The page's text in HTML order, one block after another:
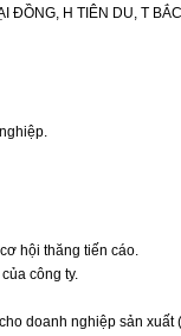
ĐỒNG, H TIÊN DU, T
hội thăng tiến cáo.
công ty.
doanh nghiệp sản